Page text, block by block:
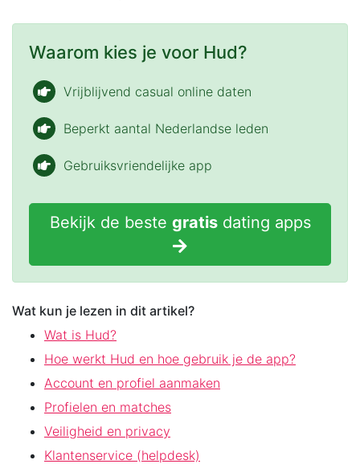
Waarom kies je voor Hud?
Vrijblijvend casual online daten
Beperkt aantal Nederlandse leden
Gebruiksvriendelijke app
Bekijk de beste gratisdating apps
Wat kun je lezen in dit artikel?
Wat is Hud?
Hoe werkt Hud en hoe gebruik je de app?
Account en profiel aanmaken
Profielen en matches
Veiligheid en privacy
Klantenservice (helpdesk)